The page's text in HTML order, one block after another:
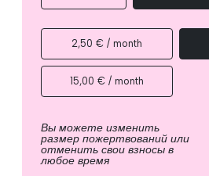
2,50 € / month
15,00 € / month
Вы можете изменить
размер пожертвований или
отменить свои взносы в
любое время